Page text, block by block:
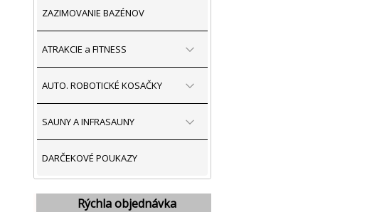
ZAZIMOVANIE BAZÉNOV
ATRAKCIE a FITNESS
AUTO. ROBOTICKÉ KOSAČKY
SAUNY A INFRASAUNY
DARČEKOVÉ POUKAZY
Rýchla objednávka